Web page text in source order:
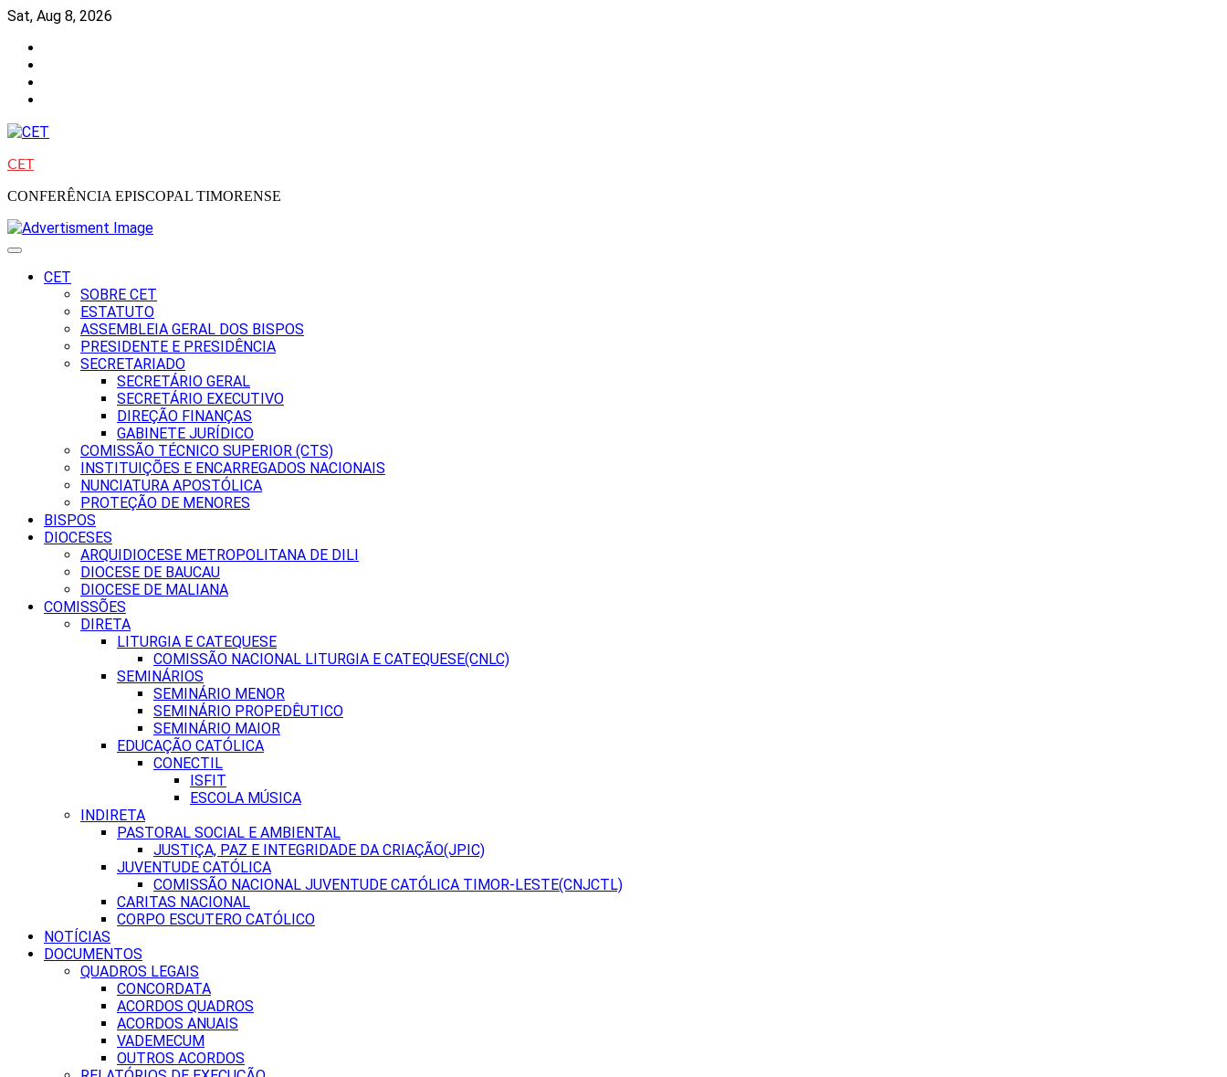
Skip
content
Sat, Aug 8, 2026
CET
CONFERÊNCIA EPISCOPAL TIMORENSE
CET
SOBRE CET
ESTATUTO
ASSEMBLEIA GERAL DOS BISPOS
PRESIDENTE E PRESIDÊNCIA
SECRETARIADO
SECRETÁRIO GERAL
SECRETÁRIO EXECUTIVO
DIREÇÃO FINANÇAS
GABINETE JURÍDICO
COMISSÃO TÉCNICO SUPERIOR (CTS)
INSTITUIÇÕES E ENCARREGADOS NACIONAIS
NUNCIATURA APOSTÓLICA
PROTEÇÃO DE MENORES
BISPOS
DIOCESES
ARQUIDIOCESE METROPOLITANA DE DILI
DIOCESE DE BAUCAU
DIOCESE DE MALIANA
COMISSÕES
DIRETA
LITURGIA E CATEQUESE
COMISSÃO NACIONAL LITURGIA E CATEQUESE(CNLC)
SEMINÁRIOS
SEMINÁRIO MENOR
SEMINÁRIO PROPEDÊUTICO
SEMINÁRIO MAIOR
EDUCAÇÃO CATÓLICA
CONECTIL
ISFIT
ESCOLA MÚSICA
INDIRETA
PASTORAL SOCIAL E AMBIENTAL
JUSTIÇA, PAZ E INTEGRIDADE DA CRIAÇÃO(JPIC)
JUVENTUDE CATÓLICA
COMISSÃO NACIONAL JUVENTUDE CATÓLICA TIMOR-LESTE(CNJCTL)
CARITAS NACIONAL
CORPO ESCUTERO CATÓLICO
NOTÍCIAS
DOCUMENTOS
QUADROS LEGAIS
CONCORDATA
ACORDOS QUADROS
ACORDOS ANUAIS
VADEMECUM
OUTROS ACORDOS